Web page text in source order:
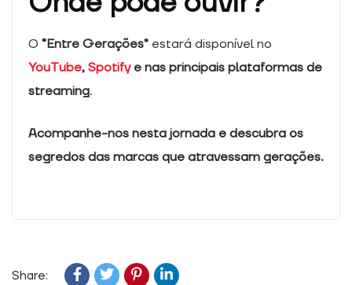
O “Entre Gerações” estará disponível no
YouTube, Spotifye nas principais plataformas de
streaming.
Acompanhe-nos nesta jornada e descubra os
segredos das marcas que atravessam gerações.
Share: